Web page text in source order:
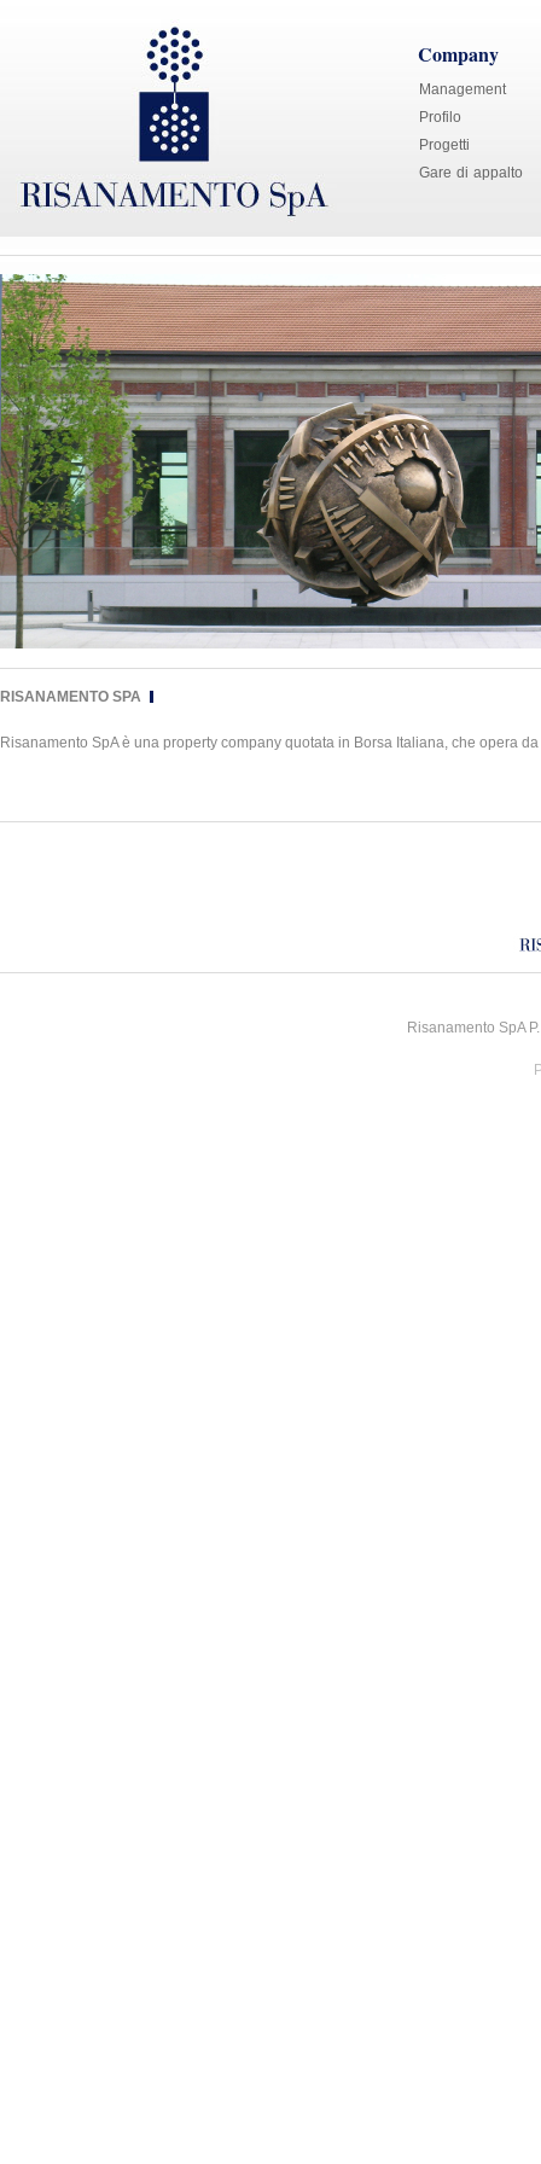
Company
Management
Profilo
Progetti
Gare di appalto
RISANAMENTO SPA
Risanamento SpA è una property company quotata in Borsa Italiana, che opera
Risanamento SpA